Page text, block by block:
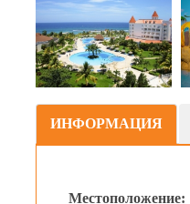
ИНФОРМАЦИЯ
Местоположение: